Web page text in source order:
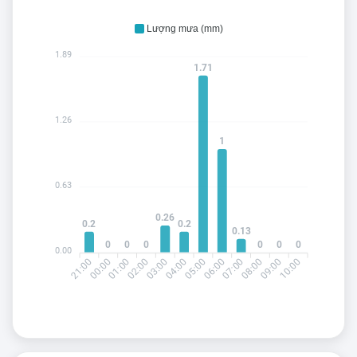
Lượng mưa (mm)
21:0000:0001:0002:0003:0004:0005:0006:0007:0008:0009:0010:00
0.2
0
0 0
0.26
0.2
1.71
1
0.13
0
0 0
1.89
1.26
0.63
0.00